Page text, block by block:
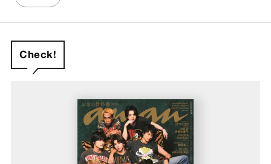
Check!